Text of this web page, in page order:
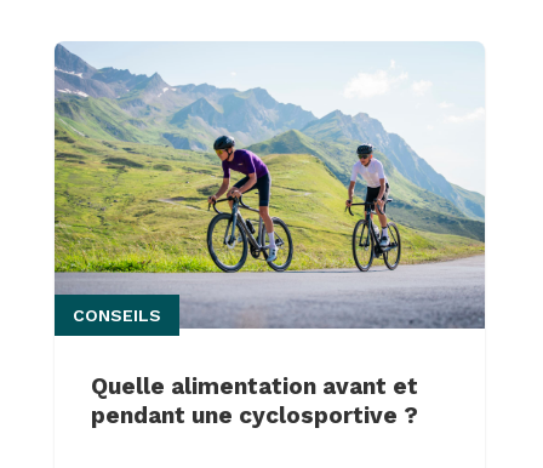
Quelle alimentation avant et
pendant une cyclosportive ?
CONSEILS